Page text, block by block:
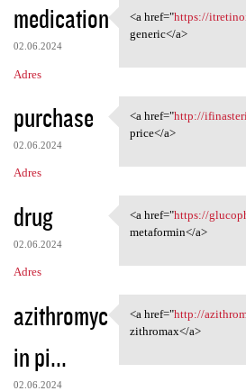
medication
02.06.2024
Adres
<a href="https://
<a href="https://
generic</a>
purchase
02.06.2024
Adres
<a href="http://
<a href="http://
price</a>
drug
02.06.2024
Adres
<a href="https://
<a href="https://
metaformin</a>
azithromyc
in pi...
02.06.2024
<a href="http:/
<a href="http://
zithromax</a>